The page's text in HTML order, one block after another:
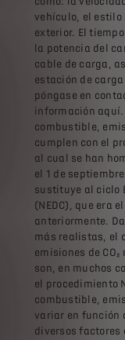
vehículo, el estilo
exterior. El
la potencia del
cable de carga,
estación de
póngase en
información aquí.
combustible,
cumplen con el
al cual se han
el 1 de
sustituye al ciclo
(NEDC), que era
anteriormente.
más realistas, el
emisiones de
son, en muchos
el procedimiento
combustible,
variar en función
diversos factores